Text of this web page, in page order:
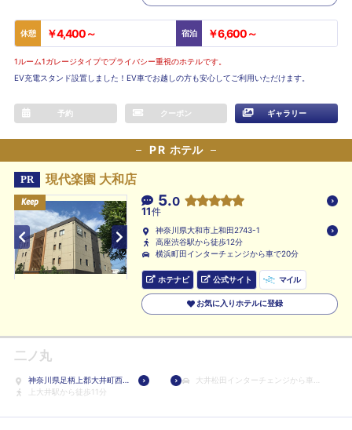
休憩 ￥4,400～ 宿泊 ￥6,600～
1ルーム1ガレージタイプでプライバシー重視のホテルです。
EV充電スタンド設置しました！EV車でお越しの方も安心してご利用いただけます。
予約 クーポン ギャラリー
PR ホテル
PR 現代楽園 大和店
Keep Keep 5.0
11件
神奈川県大和市上和田2743-1
高座渋谷駅から徒歩12分
横浜町田インターチェンジから車で20分
ホテナビ 公式サイト マイル
お気に入りホテルに登録
二ノ丸
神奈川県足柄上郡大井町西
大井393-4
大井松田インターチェンジから車で
上大井駅から徒歩11分